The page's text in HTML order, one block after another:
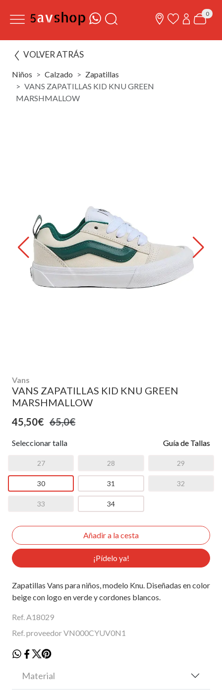
0
VOLVER ATRÁS
Niños Calzado
Zapatillas
VANS ZAPATILLAS KID KNU GREEN
MARSHMALLOW
Vans
VANS ZAPATILLAS KID KNU GREEN
MARSHMALLOW
45,50€ 65,0€
Seleccionar talla Guía de Tallas
27 28 29
30 31 32
33 34
¡Pídelo ya!
Zapatillas Vans para niños, modelo Knu. Diseñadas en color
beige con logo en verde y cordones blancos.
Ref. A18029
Ref. proveedor VN000CYUV0N1
Material